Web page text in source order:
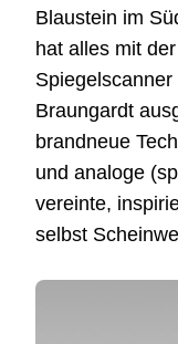
Blaustein im
hat alles mit
Braungardt
brandneue
und analoge
vereinte,
selbst